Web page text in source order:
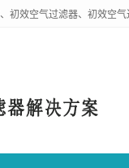
效空气过滤器、初效空